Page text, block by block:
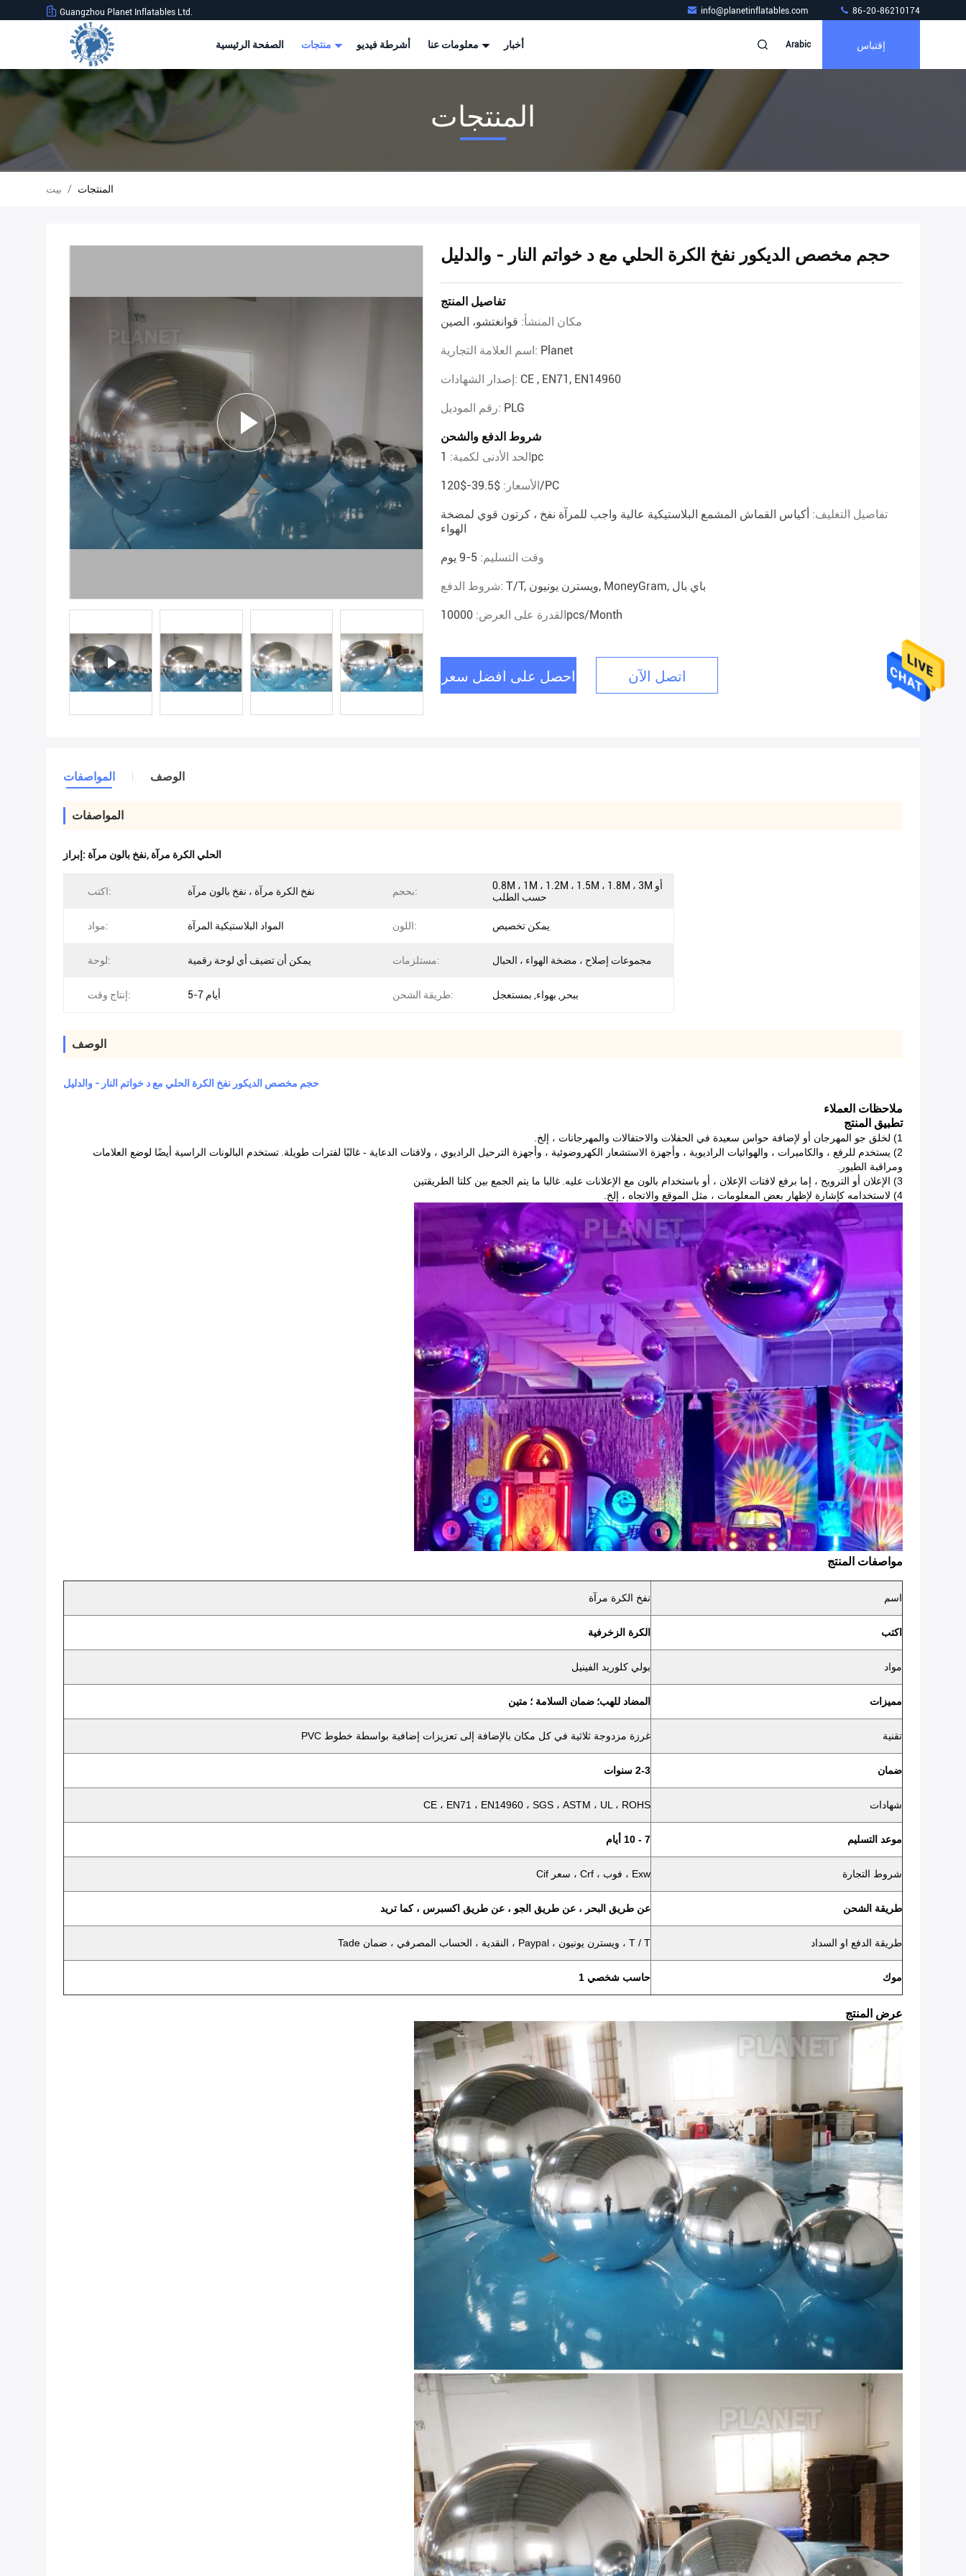
Guangzhou Planet Inflatables Ltd. info@planetinflatables.com 86-20-86210174
الصفحة الرئيسية أشرطة فيديو أخبار Arabic إقتباس
المنتجات
بيت / المنتجات
حجم مخصص الديكور نفخ الكرة الحلي مع د خواتم النار - والدليل
تفاصيل المنتج
مكان المنشأ: قوانغتشو، الصين
اسم العلامة التجارية: Planet
إصدار الشهادات: CE , EN71, EN14960
رقم الموديل: PLG
شروط الدفع والشحن
الحد الأدنى لكمية:1pc
الأسعار:$39.5-$120/PC
تفاصيل التغليف: أكياس القماش المشمع البلاستيكية عالية واجب للمرآة نفخ ، كرتون قوي لمضخة
الهواء
وقت التسليم: 5-9 يوم
شروط الدفع: T/T, ويسترن يونيون, MoneyGram, باي بال
القدرة على العرض:10000pcs/month
احصل على افضل سعر اتصل الآن
المواصفات الوصف
المواصفات
إبراز: نفخ بالون مرآة, الحلي الكرة مرآة
اكتب: نفخ الكرة مرآة ، نفخ بالون مرآة بحجم:
0.8M ، 1M ، 1.2M ، 1.5M ، 1.8M ، 3M أو
حسب الطلب
مواد: المواد البلاستيكية المرآة اللون: يمكن تخصيص
لوحة: يمكن أن تضيف أي لوحة رقمية مستلزمات: مجموعات إصلاح ، مضخة الهواء ، الحبال
إنتاج وقت: 5-7 أيام طريقة الشحن: ببحر, بهواء, بمستعجل
الوصف
حجم مخصص الديكور نفخ الكرة الحلي مع د خواتم النار - والدليل
ملاحظات العملاء
تطبيق المنتج
1) لخلق جو المهرجان أو لإضافة حواس سعيدة في الحفلات والاحتفالات والمهرجانات ، إلخ.
2) يستخدم للرفع ، والكاميرات ، والهوائيات الراديوية ، وأجهزة الاستشعار الكهروضوئية ، وأجهزة الترحيل الراديوي ، ولافتات الدعاية - غالبًا لفترات طويلة.
تستخدم البالونات الراسية أيضًا لوضع العلامات
ومراقبة الطيور.
3) الإعلان أو الترويج ، إما برفع لافتات الإعلان ، أو باستخدام بالون مع الإعلانات عليه.
غالبا ما يتم الجمع بين كلتا الطريقتين
4) لاستخدامه كإشارة لإظهار بعض المعلومات ، مثل الموقع والاتجاه ، إلخ.
مواصفات المنتج
اسم نفخ الكرة مرآة
اكتب الكرة الزخرفية
مواد بولي كلوريد الفينيل
مميزات المضاد للهب؛ ضمان السلامة ؛ متين
تقنية غرزة مزدوجة ثلاثية في كل مكان بالإضافة إلى تعزيزات إضافية بواسطة خطوط PVC
ضمان 2-3 سنوات
شهادات CE ، EN71 ، EN14960 ، SGS ، ASTM ، UL ، ROHS
موعد التسليم 7 - 10 أيام
شروط التجارة Exw ، فوب ، Crf ، سعر Cif
طريقة الشحن عن طريق البحر ، عن طريق الجو ، عن طريق اكسبرس ، كما تريد
طريقة الدفع او السداد T / T ، ويسترن يونيون ، Paypal ، النقدية ، الحساب المصرفي ، ضمان Tade
موك حاسب شخصي 1
عرض المنتج